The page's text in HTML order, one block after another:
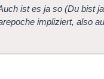
ist es ja so (Du bist
impliziert, also